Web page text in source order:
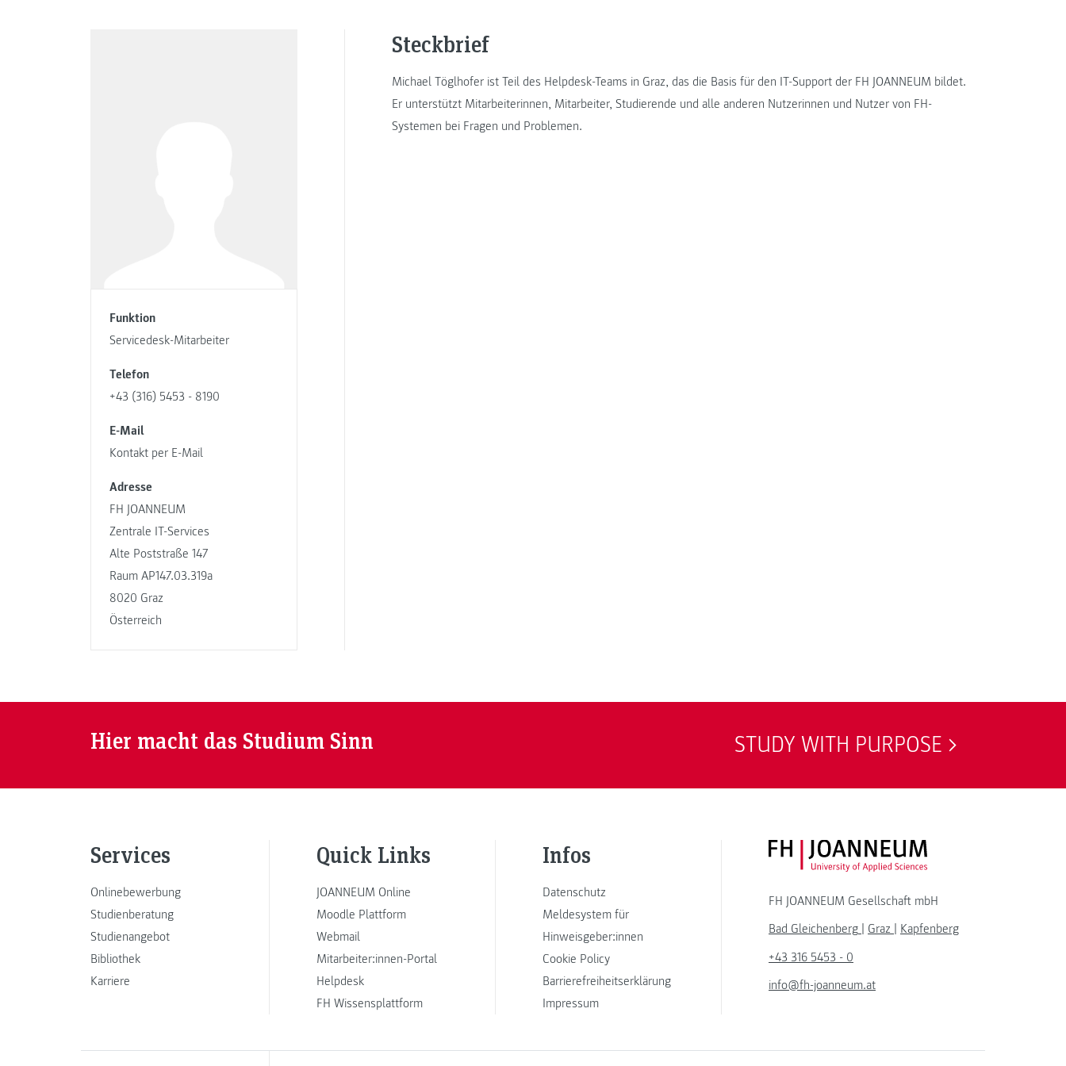
Funktion
Servicedesk-Mitarbeiter
Telefon
+43 (316) 5453 - 8190
E-Mail
Kontakt per E-Mail
Adresse
FH JOANNEUM
Zentrale IT-Services
Alte Poststraße 147
Raum AP147.03.319a
8020 Graz
Österreich
Steckbrief
Michael Töglhofer ist Teil des Helpdesk-Teams in Graz, das die Basis für den IT-Support der FH JOANNEUM bildet.
Er unterstützt Mitarbeiterinnen, Mitarbeiter, Studierende und alle anderen Nutzerinnen und Nutzer von FH-
Systemen bei Fragen und Problemen.
Hier macht das Studium Sinn STUDY WITH PURPOSE
Services
Onlinebewerbung
Studienberatung
Studienangebot
Bibliothek
Karriere
Quick Links
JOANNEUM Online
Moodle Plattform
Webmail
Mitarbeiter:innen-Portal
Helpdesk
FH Wissensplattform
Infos
Datenschutz
Meldesystem für
Hinweisgeber:innen
Cookie Policy
Barrierefreiheitserklärung
Impressum
FH JOANNEUM Logo
FH JOANNEUM Gesellschaft mbH
Bad Gleichenberg
Graz
Kapfenberg
+43 316 5453 - 0
info@fh-joanneum.at